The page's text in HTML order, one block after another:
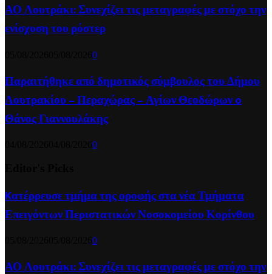
ΑΟ Λουτράκι: Συνεχίζει τις μεταγραφές με στόχο την
ενίσχυση του ρόστερ
0
Παραιτήθηκε από δημοτικός σύμβουλος του Δήμου
Λουτρακίου – Περαχώρας – Αγίων Θεοδώρων o
Θάνος Γιαννουλάκης
0
Kατέρρευσε τμήμα της οροφής στα νέα Τμήματα
Επειγόντων Περιστατικών Νοσοκομείου Κορίνθου
0
ΑΟ Λουτράκι: Συνεχίζει τις μεταγραφές με στόχο την